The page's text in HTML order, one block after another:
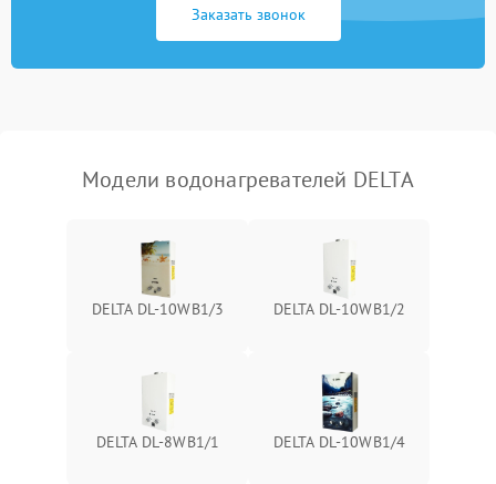
Заказать звонок
Модели водонагревателей DELTA
DELTA DL-10WB1/3 DELTA DL-10WB1/2
DELTA DL-8WB1/1 DELTA DL-10WB1/4